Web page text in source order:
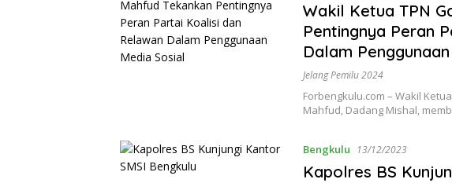
Wakil Ketua TPN
Pentingnya Peran
Dalam
Jelang Pemilu 2024
Forbengkulu.com – Wakil
Mahfud, Dadang Mishal,
Bengkulu 13/12/2023
Kapolres BS